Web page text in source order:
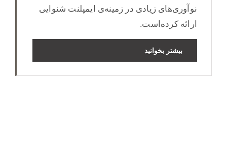
نوآوری‌های زیادی در زمینه‌ی ایمپلنت شنوایی
ارائه کرده‌است.
بیشتر بخوانید